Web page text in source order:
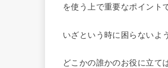
を使う上で重要なポイント
いざという時に困らないよ
どこかの誰かのお役に立て